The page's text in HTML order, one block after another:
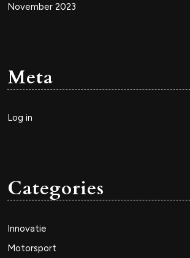
November 2023
Meta
Log in
Categories
Innovatie
Motorsport